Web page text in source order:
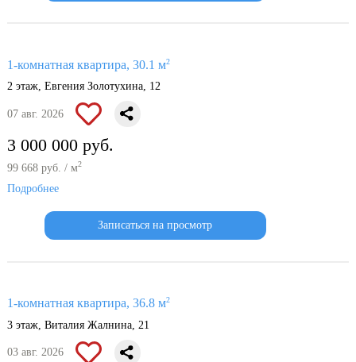
1-комнатная квартира, 30.1 м2
2 этаж, Евгения Золотухина, 12
07 авг. 2026
3 000 000 руб.
99 668 руб. / м2
Подробнее
Записаться на просмотр
1-комнатная квартира, 36.8 м2
3 этаж, Виталия Жалнина, 21
03 авг. 2026